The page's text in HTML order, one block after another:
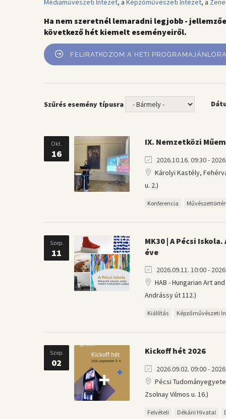
Médiaművészeti Intézet, a Képzőművészeti Intézet, a
Ha nem szeretnél lemaradni legjobb -
következő hét kiemelt eseményeiről.
FELIRATKOZOM A HETI
Szűrés esemény típusra
Okt.
16
IX. Nemzetközi
2026.10.16. 09:30 -
Károlyi Kastély,
u. 2.)
Konferencia
Szep.
11
MK30 | A Pécsi
éve
2026.09.11. 10:00 -
HAB - Hungarian Art
Andrássy út 112.)
Kiállítás Képzőművészeti
Szep.
02
Kickoff hét 2026
2026.09.02. 09:00 -
Pécsi
Zsolnay Vilmos u. 16.)
Felvételi Dékáni Hivatal